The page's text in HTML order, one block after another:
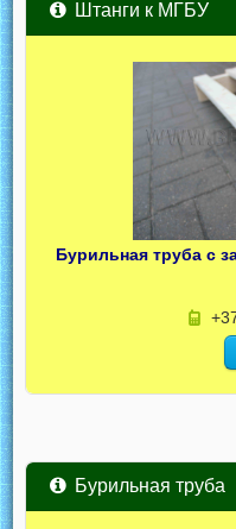
Штанги к МГБУ
Бурильная труба с
Бурильная труба